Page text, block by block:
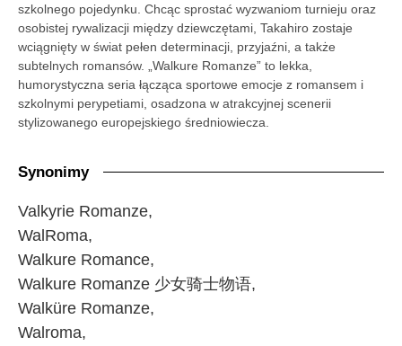
szkolnego pojedynku. Chcąc sprostać wyzwaniom turnieju oraz
osobistej rywalizacji między dziewczętami, Takahiro zostaje
wciągnięty w świat pełen determinacji, przyjaźni, a także
subtelnych romansów. „Walkure Romanze” to lekka,
humorystyczna seria łącząca sportowe emocje z romansem i
szkolnymi perypetiami, osadzona w atrakcyjnej scenerii
stylizowanego europejskiego średniowiecza.
Synonimy
Valkyrie Romanze,
WalRoma,
Walkure Romance,
Walkure Romanze 少女骑士物语,
Walküre Romanze,
Walroma,